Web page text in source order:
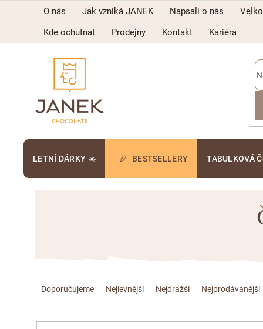
O nás Jak vzniká JANEK Napsali o nás
Kde ochutnat
Prodejny Kontakt Kariéra
LETNÍ DÁRKY ☀️ BESTSELLERY TABULKOVÁ
Ř
a
Doporučujeme Nejlevnější Nejdražší Nejprodávanější